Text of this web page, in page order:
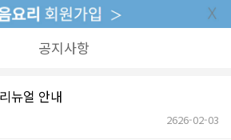
공지사항
뉴얼 안내
2626-02-03